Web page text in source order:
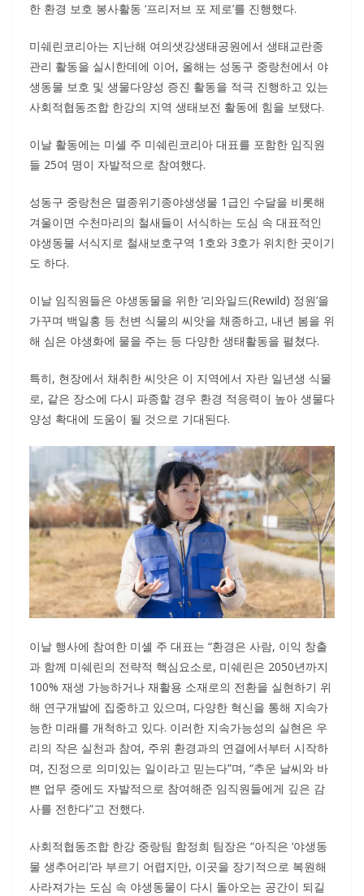
한 환경 보호 봉사활동 ‘프리저브 포 제로’를 진행했다.
미쉐린코리아는 지난해 여의샛강생태공원에서 생태교란종
관리 활동을 실시한데에 이어, 올해는 성동구 중랑천에서 야
생동물 보호 및 생물다양성 증진 활동을 적극 진행하고 있는
사회적협동조합 한강의 지역 생태보전 활동에 힘을 보탰다.
이날 활동에는 미셸 주 미쉐린코리아 대표를 포함한 임직원
들 25여 명이 자발적으로 참여했다.
성동구 중랑천은 멸종위기종야생생물 1급인 수달을 비롯해
겨울이면 수천마리의 철새들이 서식하는 도심 속 대표적인
야생동물 서식지로 철새보호구역 1호와 3호가 위치한 곳이기
도 하다.
이날 임직원들은 야생동물을 위한 ‘리와일드(Rewild) 정원’을
가꾸며 백일홍 등 천변 식물의 씨앗을 채종하고, 내년 봄을 위
해 심은 야생화에 물을 주는 등 다양한 생태활동을 펼쳤다.
특히, 현장에서 채취한 씨앗은 이 지역에서 자란 일년생 식물
로, 같은 장소에 다시 파종할 경우 환경 적응력이 높아 생물다
양성 확대에 도움이 될 것으로 기대된다.
이날 행사에 참여한 미셸 주 대표는 “환경은 사람, 이익 창출
과 함께 미쉐린의 전략적 핵심요소로, 미쉐린은 2050년까지
100% 재생 가능하거나 재활용 소재로의 전환을 실현하기 위
해 연구개발에 집중하고 있으며, 다양한 혁신을 통해 지속가
능한 미래를 개척하고 있다. 이러한 지속가능성의 실현은 우
리의 작은 실천과 참여, 주위 환경과의 연결에서부터 시작하
며, 진정으로 의미있는 일이라고 믿는다”며, “추운 날씨와 바
쁜 업무 중에도 자발적으로 참여해준 임직원들에게 깊은 감
사를 전한다”고 전했다.
사회적협동조합 한강 중랑팀 함정희 팀장은 “아직은 ‘야생동
물 생추어리’라 부르기 어렵지만, 이곳을 장기적으로 복원해
사라져가는 도심 속 야생동물이 다시 돌아오는 공간이 되길